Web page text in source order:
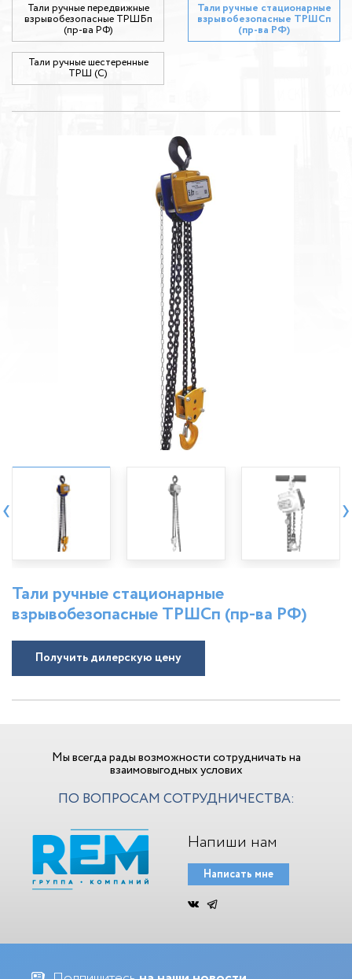
Тали ручные передвижные
взрывобезопасные ТРШБп
(пр-ва РФ)
Тали ручные стационарные
взрывобезопасные ТРШСп
(пр-ва РФ)
Тали ручные шестеренные
ТРШ (С)
‹ ›
Тали ручные стационарные
взрывобезопасные ТРШСп (пр-ва РФ)
Получить дилерскую цену
Мы всегда рады возможности сотрудничать на
взаимовыгодных услових
ПО ВОПРОСАМ СОТРУДНИЧЕСТВА:
Напиши нам
Написать мне